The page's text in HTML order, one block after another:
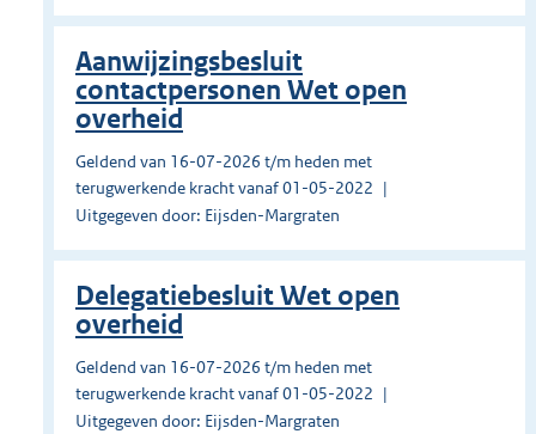
Aanwijzingsbesluit
contactpersonen Wet open
overheid
Geldend van 16-07-2026 t/m heden met
terugwerkende kracht vanaf 01-05-2022
Uitgegeven door: Eijsden-Margraten
Delegatiebesluit Wet open
overheid
Geldend van 16-07-2026 t/m heden met
terugwerkende kracht vanaf 01-05-2022
Uitgegeven door: Eijsden-Margraten